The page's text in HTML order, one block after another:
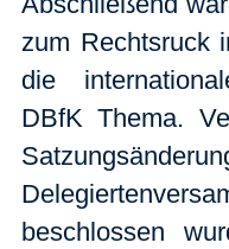
zum Rechtsruck
die
DBfK Thema.
beschlossen